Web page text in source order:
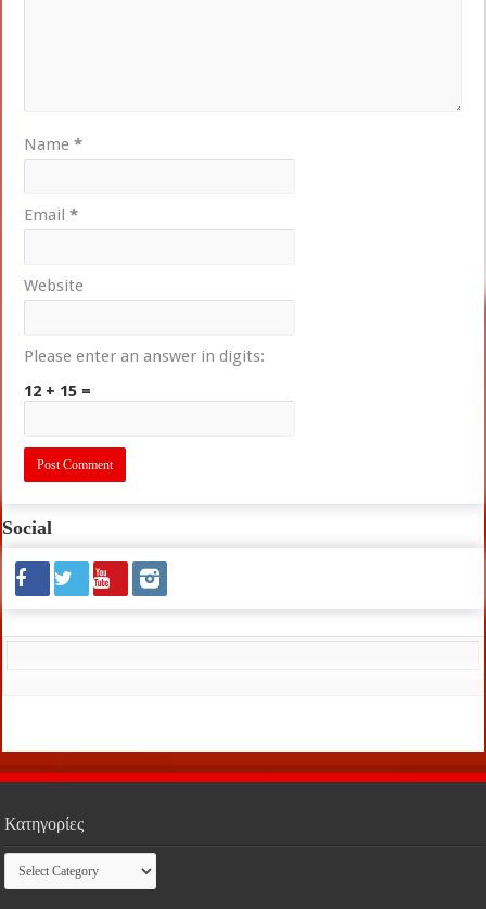
Name*
Email*
Website
Please enter an answer in digits:
12 + 15 =
Social
Κατηγορίες
Κατηγορίες